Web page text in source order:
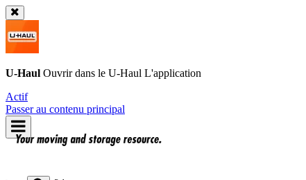
U-Haul Ouvrir dans le U-Haul L'application
Actif
Passer au contenu principal